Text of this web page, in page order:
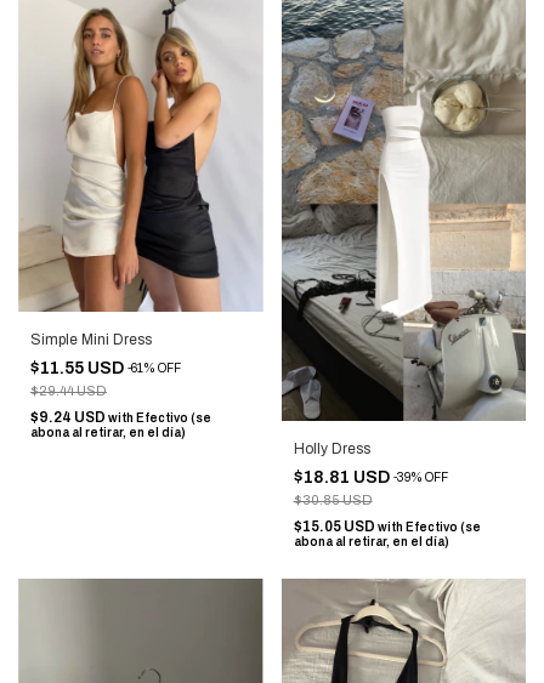
Simple Mini Dress
$11.55 USD -61% OFF
$29.44 USD
$9.24 USD with Efectivo (se
abona al retirar, en el día)
Holly Dress
$18.81 USD -39% OFF
$30.85 USD
$15.05 USD with Efectivo (se
abona al retirar, en el día)